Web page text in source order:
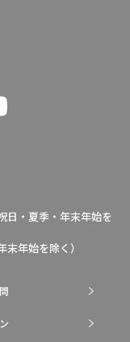
日・夏季・年末年始を
年始を除く）